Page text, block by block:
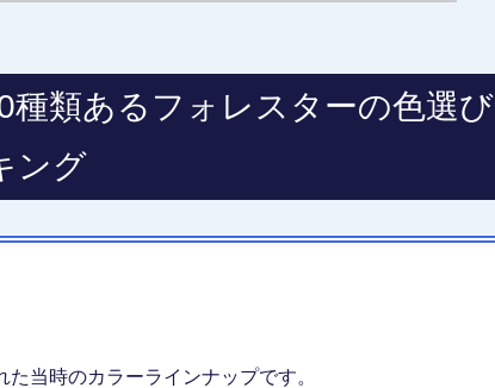
種類あるフォレスターの色選び
ング
当時のカラーラインナップです。